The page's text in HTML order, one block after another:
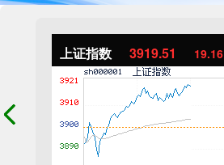
上证指数 3919.51 19.16